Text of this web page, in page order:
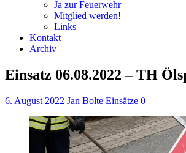
Ja zur Feuerwehr
Mitglied werden!
Links
Kontakt
Archiv
Einsatz 06.08.2022 – TH
6. August 2022 Jan Bolte Einsätze 0